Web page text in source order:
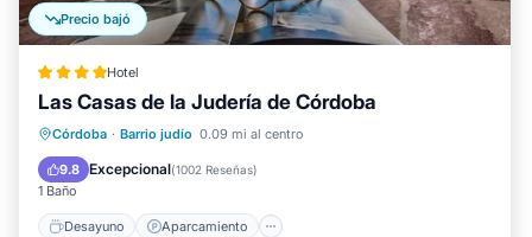
Precio bajó
Hotel
Las Casas de la Judería de Córdoba
Córdoba · Barrio judío 0.09 mi al centro
9.8 Excepcional(1002 Reseñas)
1 Baño
Desayuno Aparcamiento
Desayuno Aparcamiento
Balcón/Terraza